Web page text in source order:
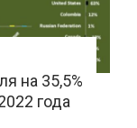
на 35,5%
года